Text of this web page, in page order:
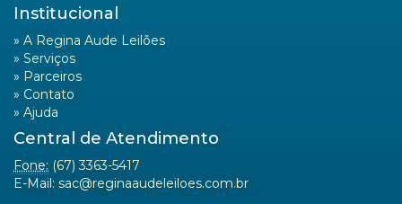
Regina Aude Leilões
Rua Melanias Barbosa, 474
Bairro Taquarussu
CEP 79006-190
Campo Grande (MS)